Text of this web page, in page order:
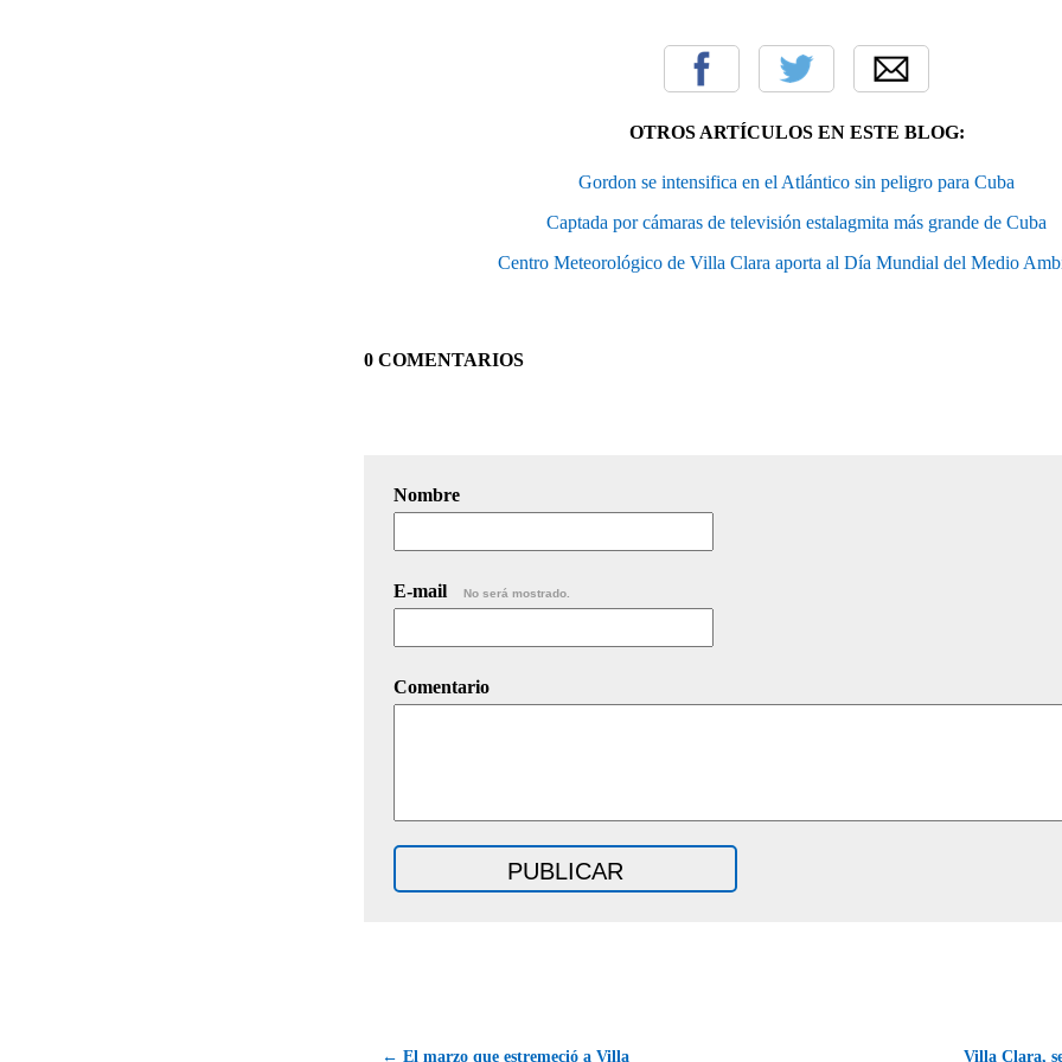
OTROS ARTÍCULOS EN ESTE BLOG:
Gordon se intensifica en el Atlántico sin peligro para Cuba
Captada por cámaras de televisión estalagmita más grande de Cuba
Centro Meteorológico de Villa Clara aporta al Día Mundial del Medio
0 COMENTARIOS
Nombre
E-mail No será mostrado.
Comentario
← El marzo que estremeció a Villa Villa Clara,